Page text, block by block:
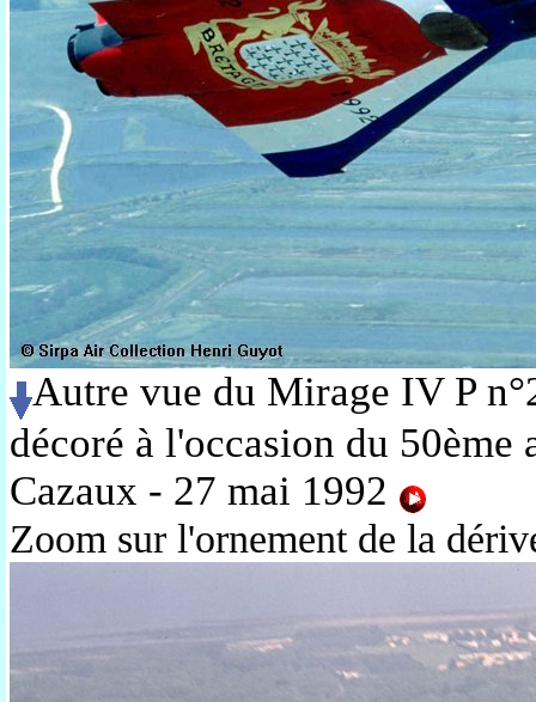
Autre vue du Mirage IV P
décoré à l'occasion du
Cazaux - 27 mai 1992
Zoom sur l'ornement de la